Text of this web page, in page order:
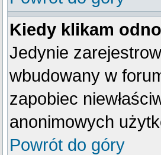
Kiedy klikam
Jedynie
wbudowany w
zapobiec
anonimowych
Powrót do góry